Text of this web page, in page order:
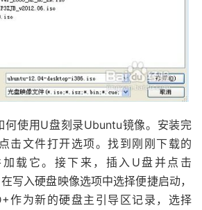
何使用U盘刻录Ubuntu镜像。安装完
击文件打开选项。找到刚刚下载的
加载它。接下来，插入U盘并点击
写入硬盘映像选项中选择便捷启动，
作为新的硬盘主引导区记录，选择